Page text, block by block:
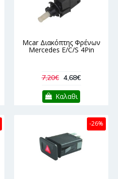
Mcar Διακόπτης Φρένων
Mercedes E/C/S 4Pin
7,20€ 4,68€
Καλαθι
-26%